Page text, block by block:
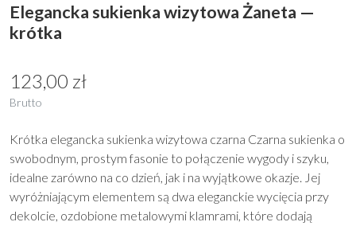
Elegancka sukienka wizytowa Żaneta —
krótka
123,00 zł
Brutto
Krótka elegancka sukienka wizytowa czarna Czarna sukienka o
swobodnym, prostym fasonie to połączenie wygody i szyku,
idealne zarówno na co dzień, jak i na wyjątkowe okazje. Jej
wyróżniającym elementem są dwa eleganckie wycięcia przy
dekolcie, ozdobione metalowymi klamrami, które dodają